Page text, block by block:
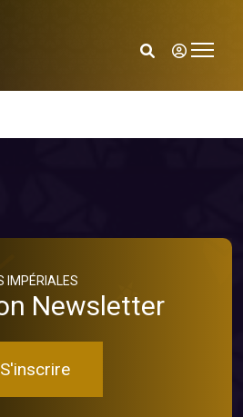
IMPÉRIALES
Newsletter
S'inscrire